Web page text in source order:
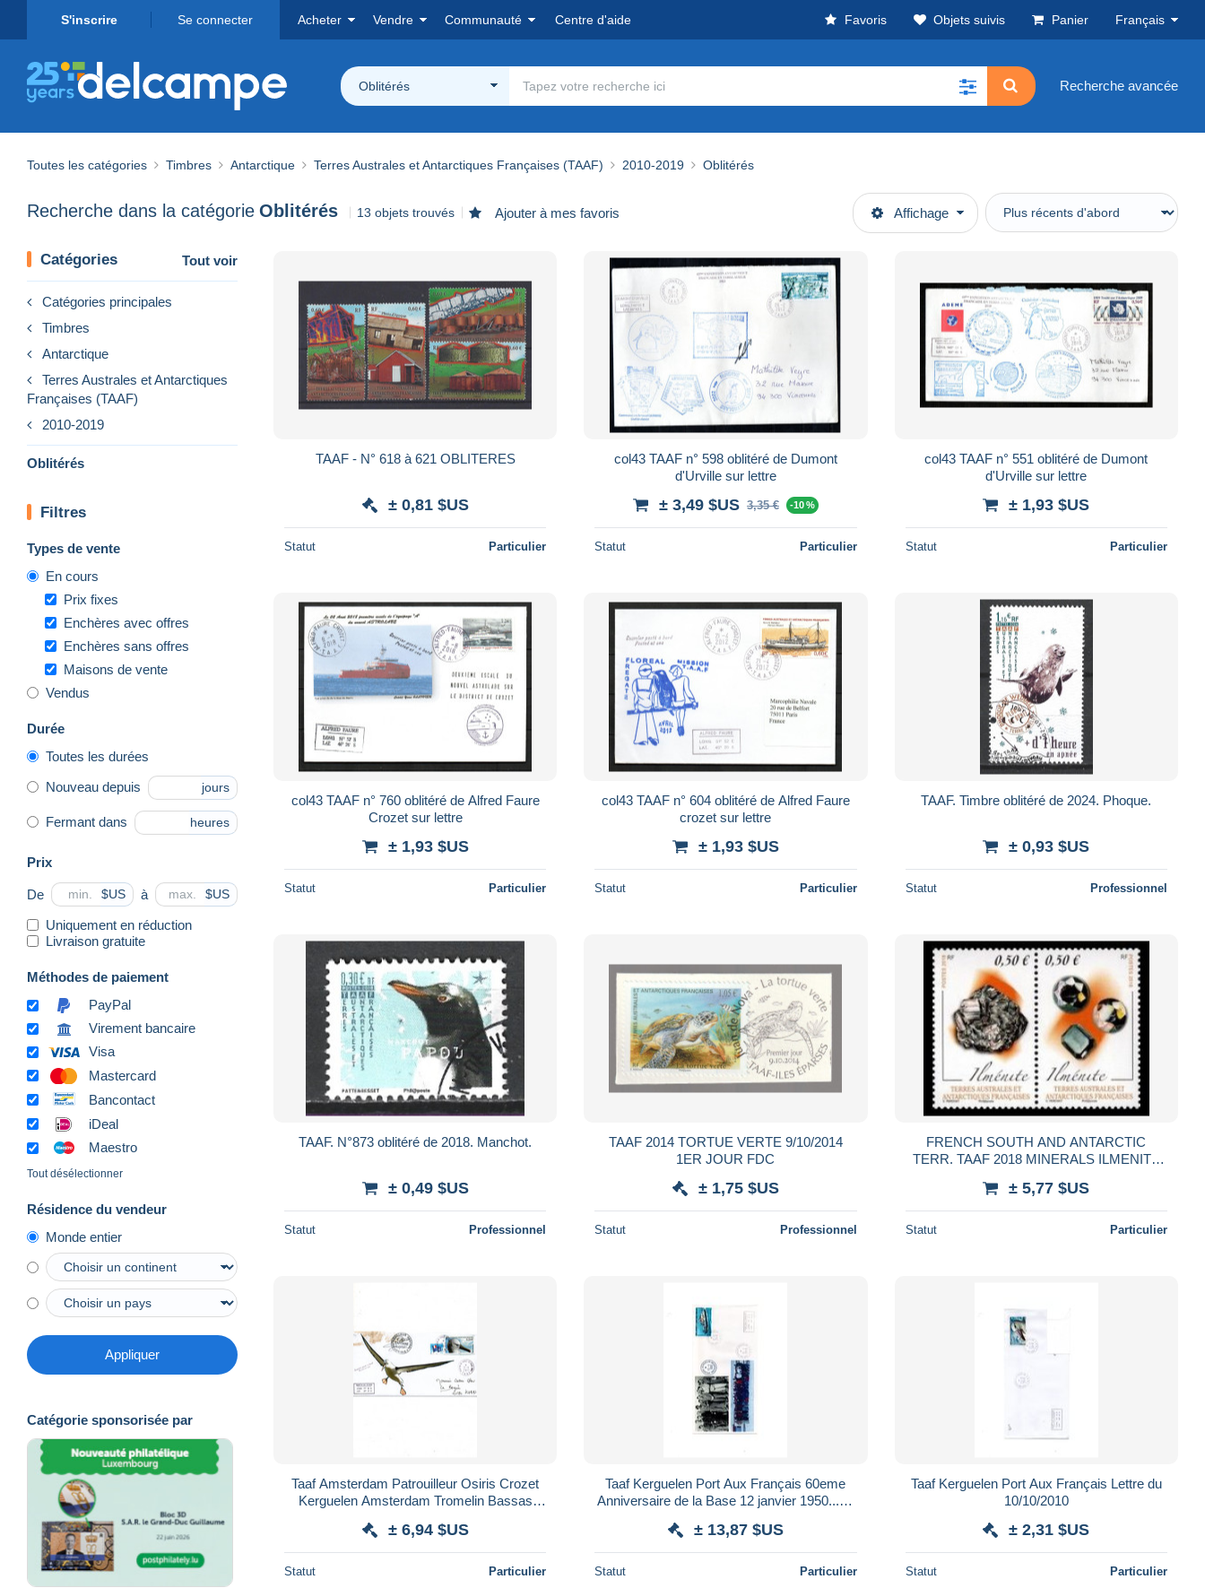
S'inscrire Se connecter Acheter Vendre Communauté Centre d'aide Favoris Objets suivis Panier Français
Oblitérés Recherche avancée
Toutes les catégories Timbres Antarctique Terres Australes et Antarctiques Françaises (TAAF) 2010-2019 Oblitérés
Recherche dans la catégorie Oblitérés 13 objets trouvés Ajouter à mes favoris Affichage
Catégories Tout voir
Catégories principales
Timbres
Antarctique
Terres Australes et Antarctiques
Françaises (TAAF)
2010-2019
Oblitérés
Filtres
Types de vente
En cours
Prix fixes
Enchères avec offres
Enchères sans offres
Maisons de vente
Vendus
Durée
Toutes les durées
Nouveau depuis jours
Fermant dans heures
Prix
De $US à $US
Uniquement en réduction
Livraison gratuite
Méthodes de paiement
PayPal
Virement bancaire
Visa
Mastercard
Bancontact
iDeal
Maestro
Tout désélectionner
Résidence du vendeur
Monde entier
Appliquer
Catégorie sponsorisée par
TAAF - N° 618 à 621 OBLITERES
± 0,81 $US
Statut Particulier
col43 TAAF n° 598 oblitéré de Dumont
d'Urville sur lettre
± 3,49 $US 3,35 € -10 %
Statut Particulier
col43 TAAF n° 551 oblitéré de Dumont
d'Urville sur lettre
± 1,93 $US
Statut Particulier
col43 TAAF n° 760 oblitéré de Alfred Faure
Crozet sur lettre
± 1,93 $US
Statut Particulier
col43 TAAF n° 604 oblitéré de Alfred Faure
crozet sur lettre
± 1,93 $US
Statut Particulier
TAAF. Timbre oblitéré de 2024. Phoque.
± 0,93 $US
Statut Professionnel
TAAF. N°873 oblitéré de 2018. Manchot.
± 0,49 $US
Statut Professionnel
TAAF 2014 TORTUE VERTE 9/10/2014
1ER JOUR FDC
± 1,75 $US
Statut Professionnel
FRENCH SOUTH AND ANTARCTIC
TERR. TAAF 2018 MINERALS ILMENITE
± 5,77 $US
Statut Particulier
Taaf Amsterdam Patrouilleur Osiris Crozet
Kerguelen Amsterdam Tromelin Bassas
± 6,94 $US
Statut Particulier
Taaf Kerguelen Port Aux Français 60eme
Anniversaire de la Base 12 janvier 1950...12
± 13,87 $US
Statut Particulier
Taaf Kerguelen Port Aux Français Lettre du
10/10/2010
± 2,31 $US
Statut Particulier